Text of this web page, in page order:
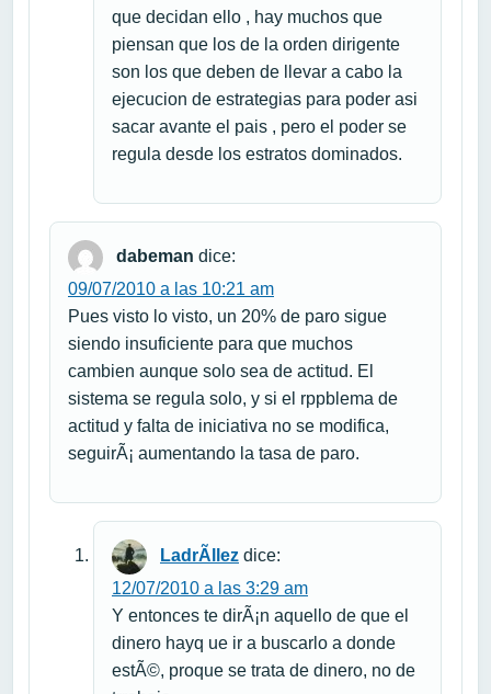
que decidan ello , hay muchos que
piensan que los de la orden dirigente
son los que deben de llevar a cabo la
ejecucion de estrategias para poder asi
sacar avante el pais , pero el poder se
regula desde los estratos dominados.
dabeman dice:
09/07/2010 a las 10:21 am
Pues visto lo visto, un 20% de paro sigue
siendo insuficiente para que muchos
cambien aunque solo sea de actitud. El
sistema se regula solo, y si el rppblema de
actitud y falta de iniciativa no se modifica,
seguirÃ¡ aumentando la tasa de paro.
LadrÃ­llez dice:
12/07/2010 a las 3:29 am
Y entonces te dirÃ¡n aquello de que el
dinero hayq ue ir a buscarlo a donde
estÃ©, proque se trata de dinero, no de